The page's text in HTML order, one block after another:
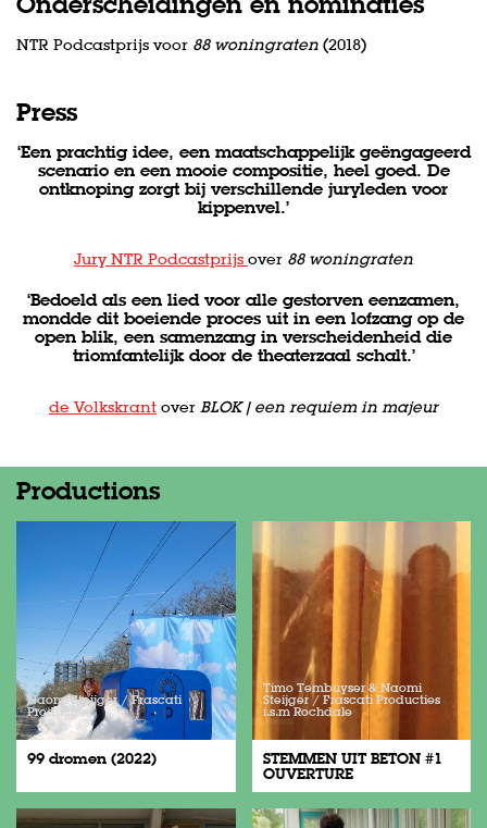
NTR Podcastprijs voor 88 woningraten (2018)
Press
‘Een prachtig idee, een maatschappelijk geëngageerd
scenario en een mooie compositie, heel goed. De
ontknoping zorgt bij verschillende juryleden voor
kippenvel.’
Jury NTR Podcastprijs over 88 woningraten
‘Bedoeld als een lied voor alle gestorven eenzamen,
mondde dit boeiende proces uit in een lofzang op de
open blik, een samenzang in verscheidenheid die
triomfantelijk door de theaterzaal schalt.’
de Volkskrant over BLOK | een requiem in majeur
Productions
Naomi Steijger / Frascati
Producties
99 dromen (2022)
Timo Tembuyser & Naomi
Steijger / Frascati Producties
i.s.m Rochdale
STEMMEN UIT BETON #1
OUVERTURE